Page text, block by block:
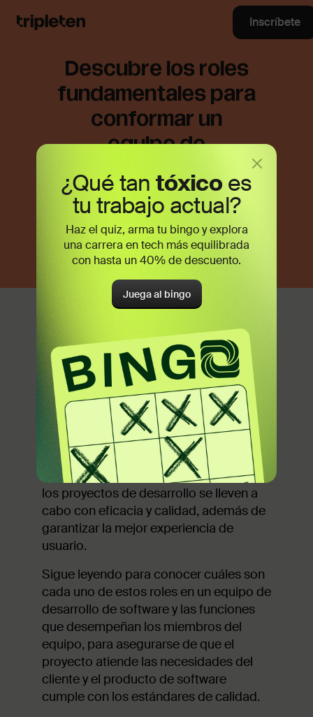
Inscríbete
Descubre los roles
fundamentales para
conformar un
equipo de
desarrollo de
software para el
éxito
software, un equipo diverso de
profesionales colabora para crear
soluciones de software funcionales y
fáciles de usar. Cada función dentro del
equipo es crucial, desde los
desarrolladores técnicos, hasta los
diseñadores creativos y gestores
estratégicos. Comprender la
contribución de cada uno posibilita que
los proyectos de desarrollo se lleven a
cabo con eficacia y calidad, además de
garantizar la mejor experiencia de
usuario.
Sigue leyendo para conocer cuáles son
cada uno de estos roles en un equipo de
desarrollo de software y las funciones
que desempeñan los miembros del
equipo, para asegurarse de que el
proyecto atiende las necesidades del
cliente y el producto de software
cumple con los estándares de calidad.
¿Qué tan tóxico es
tu trabajo actual?
Haz el quiz, arma tu bingo y explora
una carrera en tech más equilibrada
con hasta un 40% de descuento.
Juega al bingo